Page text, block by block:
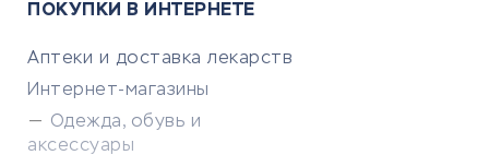
ПОКУПКИ В ИНТЕРНЕТЕ
Аптеки и доставка лекарств
Интернет-магазины
Одежда, обувь и
аксессуары